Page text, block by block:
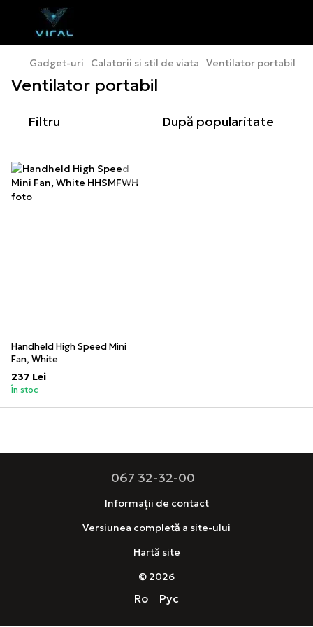
Gadget-uri Calatorii si stil de viata Ventilator portabil
Ventilator portabil
Filtru După popularitate
Handheld High Speed Mini
Fan, White
237 Lei
În stoc
067 32-32-00
Informații de contact
Versiunea completă a site-ului
Hartă site
© 2026
Ro Рус